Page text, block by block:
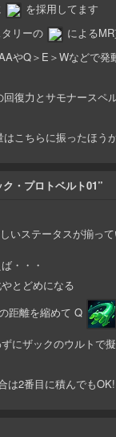
を採用してます
リーの
による
やQ＞E＞Wなどで
復力とサモナースペ
こちらに振ったほう
・プロトベルト01”
いステータスが揃っ
・・・
とどめになる
距離を縮めて Q
にザックのウルトで
は2番目に積んでもOK!